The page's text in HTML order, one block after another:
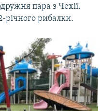
пара з Чехії.
річного рибалки.